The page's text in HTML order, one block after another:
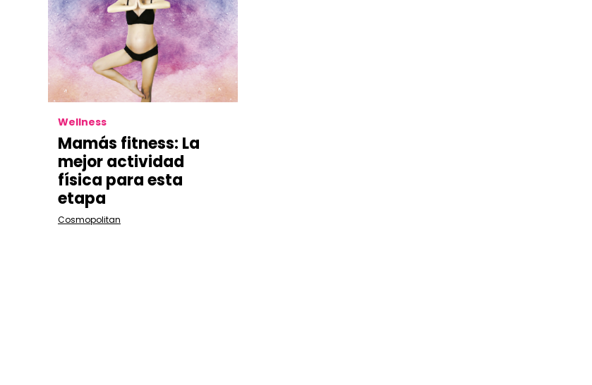
Wellness
Mamás fitness: La
mejor actividad
física para esta
etapa
Cosmopolitan